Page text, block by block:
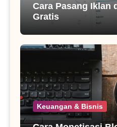
Cara Pasang Iklan
Gratis
Keuangan & Bisnis